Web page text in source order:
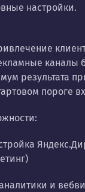
настройки.
каналы
результата
пороге
и